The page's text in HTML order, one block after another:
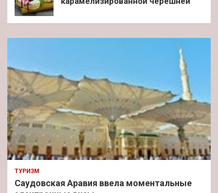
ТУРИЗМ
Саудовская Аравия ввела моментальные